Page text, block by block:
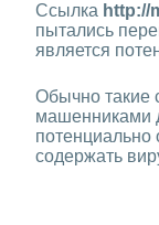
Ссылка http://
пытались
является
Обычно такие
машенниками
потенциально
содержать